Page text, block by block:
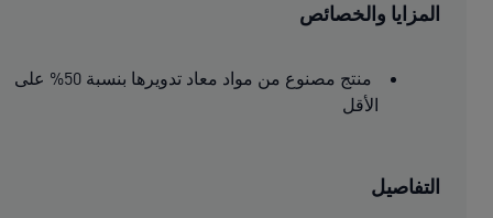
المزايا والخصائص
منتج مصنوع من مواد معاد تدويرها بنسبة 50% على
الأقل
التفاصيل